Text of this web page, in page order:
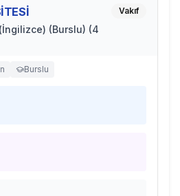
(Burslu) (4
Vakıf
Burslu